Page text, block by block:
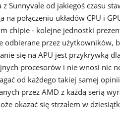
z Sunnyvale od jakiegoś czasu
na połączeniu układów CPU i
chipie - kolejne jednostki
odbierane przez użytkowników,
się na APU jest przykrywką
procesorów i nie wnosi nic
od każdego takiej samej
przez AMD z każdą serią
okazać się strzałem w